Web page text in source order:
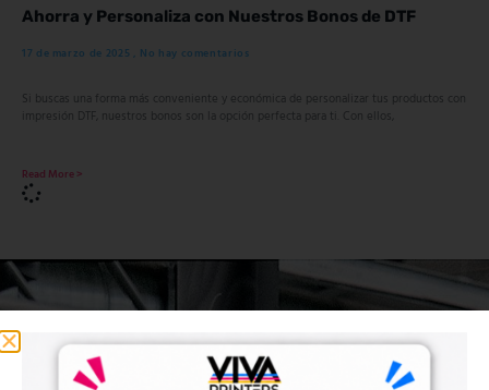
Ahorra y Personaliza con Nuestros Bonos de DTF
17 de marzo de 2025 No hay comentarios
Si buscas una forma más conveniente y económica de personalizar tus productos con
impresión DTF, nuestros bonos son la opción perfecta para ti. Con ellos,
Read More >